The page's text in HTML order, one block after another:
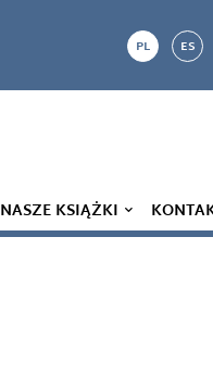
PL ES
NASZE KSIĄŻKI